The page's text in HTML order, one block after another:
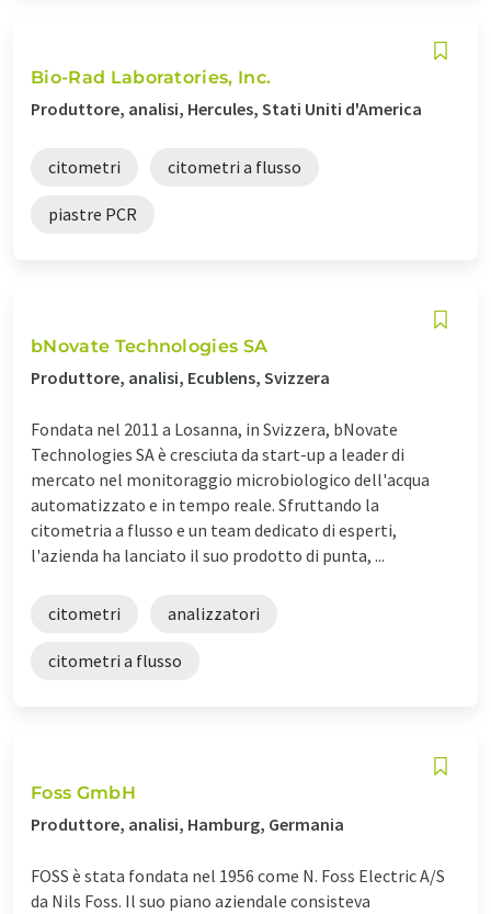
Bio-Rad Laboratories, Inc.
Produttore, analisi, Hercules, Stati Uniti d'America
citometri citometri a flusso
piastre PCR
bNovate Technologies SA
Produttore, analisi, Ecublens, Svizzera
Fondata nel 2011 a Losanna, in Svizzera, bNovate
Technologies SA è cresciuta da start-up a leader di
mercato nel monitoraggio microbiologico dell'acqua
automatizzato e in tempo reale. Sfruttando la
citometria a flusso e un team dedicato di esperti,
l'azienda ha lanciato il suo prodotto di punta, ...
citometri analizzatori
citometri a flusso
Foss GmbH
Produttore, analisi, Hamburg, Germania
FOSS è stata fondata nel 1956 come N. Foss Electric A/S
da Nils Foss. Il suo piano aziendale consisteva